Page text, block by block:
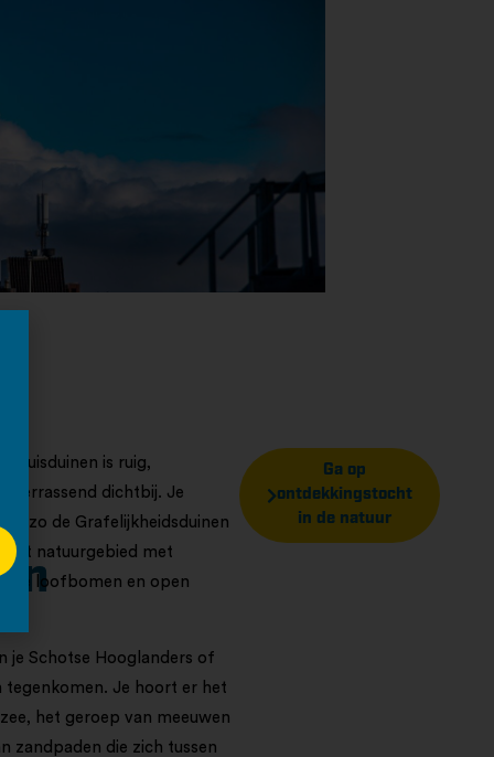
Huisduinen is ruig,
verrassend dichtbij. Je
zo de Grafelijkheidsduinen
natuurgebied met
loofbomen en open
je Schotse Hooglanders of
tegenkomen. Je hoort er het
het geroep van meeuwen
zandpaden die zich tussen
Ga op
ontdekkingstocht
in de natuur